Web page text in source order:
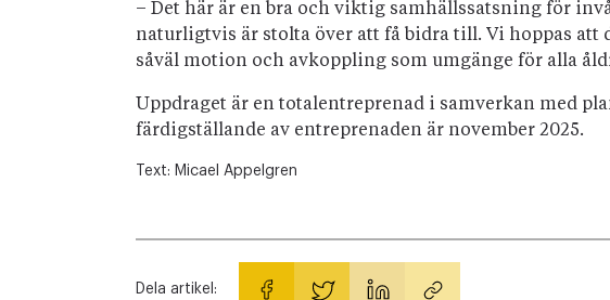
– Det här är en bra och viktig samhällssatsning för
naturligtvis är stolta över att få bidra till. Vi hoppas att
såväl motion och avkoppling som umgänge för alla
Uppdraget är en totalentreprenad i samverkan med
färdigställande av entreprenaden är november 2025.
Text: Micael Appelgren
Dela artikel: